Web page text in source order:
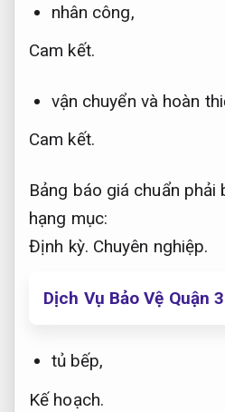
nhân công,
Cam kết.
vận chuyển và hoàn
Cam kết.
Bảng báo giá chuẩn
hạng mục:
Định kỳ. Chuyên nghiệp.
Dịch Vụ Bảo Vệ Quận
tủ bếp,
Kế hoạch.